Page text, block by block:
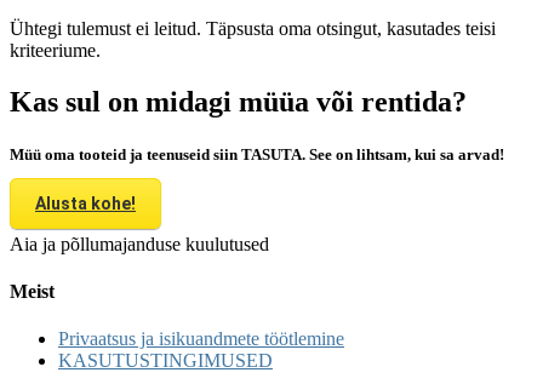
Ühtegi tulemust ei leitud. Täpsusta oma otsingut, kasutades teisi
kriteeriume.
Kas sul on midagi müüa või rentida?
Müü oma tooteid ja teenuseid siin TASUTA. See on lihtsam, kui sa arvad!
Alusta kohe!
Aia ja põllumajanduse kuulutused
Meist
Privaatsus ja isikuandmete töötlemine
KASUTUSTINGIMUSED